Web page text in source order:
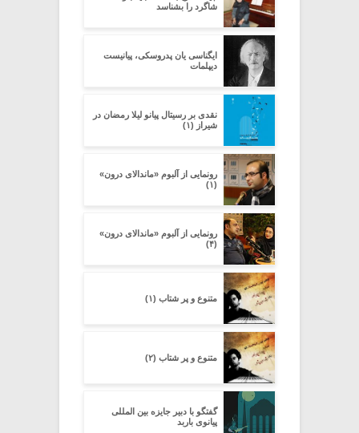
شاگرد را بشناسد
ایگناسی یان پدروسکی، پیانیست
دیپلمات
نقدى بر رسیتال پیانو لیلا رمضان در
شیراز (۱)
رونمایی از آلبوم «ماندالای درون»
(۱)
رونمایی از آلبوم «ماندالای درون»
(۴)
متنوع و پر شتاب (۱)
متنوع و پر شتاب (۲)
گفتگو با دبیر جایزه بین المللی
پیانوی باربد